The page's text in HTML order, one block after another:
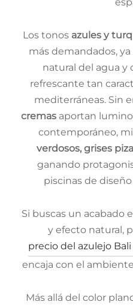
Los tonos azules y
más demandados,
natural del agua y
refrescante tan
mediterráneas. Sin
cremasaportan
contemporáneo,
verdosos, grises
ganando
piscinas de
Si buscas un acabado
y efecto natural,
precio del azulejo
encaja con el
Más allá del color